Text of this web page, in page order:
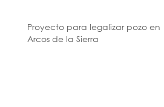
Proyecto para legalizar pozo en
Arcos de la Sierra